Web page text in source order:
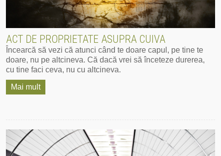
ACT DE PROPRIETATE ASUPRA CUIVA
Încearcă să vezi că atunci când te doare capul, pe tine te
doare, nu pe altcineva. Că dacă vrei să înceteze durerea,
cu tine faci ceva, nu cu altcineva.
Mai mult